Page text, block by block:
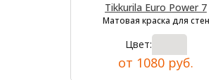
Tikkurila Euro Power 7
Матовая краска для стен
Цвет:
от 1080 руб.